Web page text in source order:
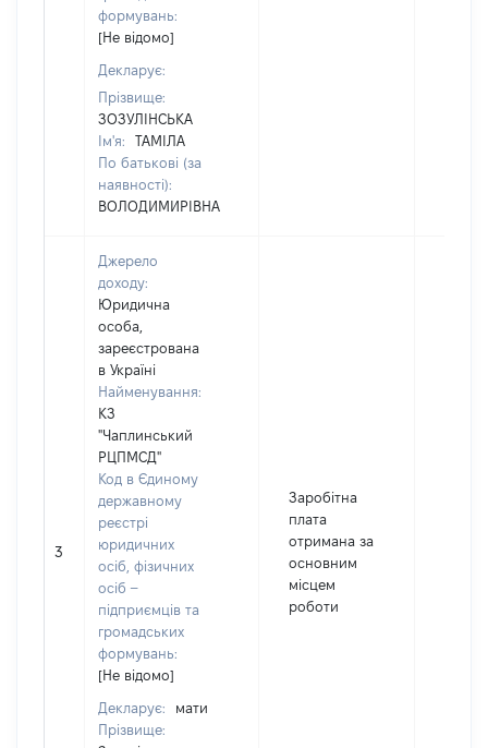
формувань:
[Не відомо]
Декларує:
Прізвище:
ЗОЗУЛІНСЬКА
Ім'я:
ТАМІЛА
По батькові (за
наявності):
ВОЛОДИМИРІВНА
3
Джерело
доходу:
Юридична
особа,
зареєстрована
в Україні
Найменування:
КЗ
"Чаплинський
РЦПМСД"
Код в Єдиному
державному
реєстрі
юридичних
осіб, фізичних
осіб –
підприємців та
громадських
формувань:
[Не відомо]
Декларує:
мати
Прізвище:
Заробітна
плата
отримана за
основним
місцем
роботи